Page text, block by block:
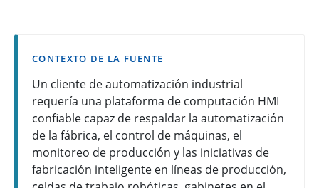
CONTEXTO DE LA FUENTE
Un cliente de automatización industrial
requería una plataforma de computación HMI
confiable capaz de respaldar la automatización
de la fábrica, el control de máquinas, el
monitoreo de producción y las iniciativas de
fabricación inteligente en líneas de producción,